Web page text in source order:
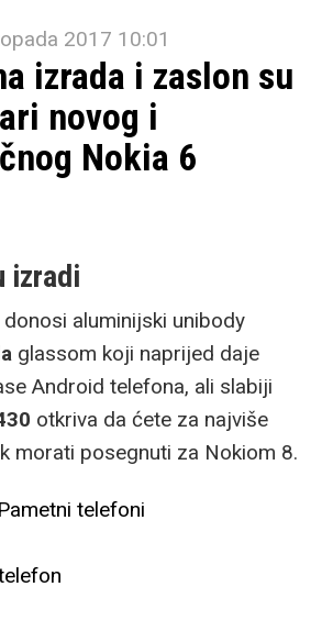
2017 10:01
izrada i zaslon su
novog i
Nokia 6
izradi
donosi aluminijski unibody
glassom koji naprijed daje
Android telefona, ali slabiji
otkriva da ćete za najviše
morati posegnuti za Nokiom 8.
Pametni telefoni